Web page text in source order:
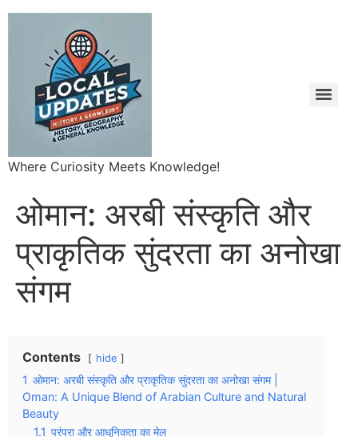
Where Curiosity Meets Knowledge!
ओमान: अरबी संस्कृति और
प्राकृतिक सुंदरता का अनोखा
संगम
Contents hide
1 ओमान: अरबी संस्कृति और प्राकृतिक सुंदरता का अनोखा संगम |
Oman: A Unique Blend of Arabian Culture and Natural
Beauty
1.1 परंपरा और आधुनिकता का मेल